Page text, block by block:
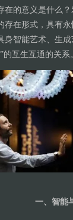
在的意义是什么
存在形式，具有
身智能艺术、生
互生互通的关系
一、智能